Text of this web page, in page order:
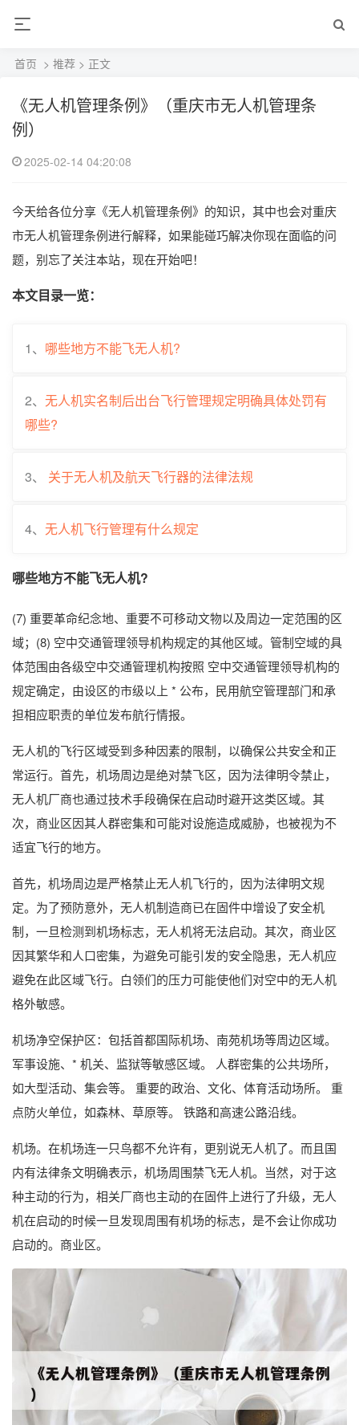
首页 > 推荐 > 正文
《无人机管理条例》（重庆市无人机管理条
例）
2025-02-14 04:20:08
今天给各位分享《无人机管理条例》的知识，其中也会对重庆
市无人机管理条例进行解释，如果能碰巧解决你现在面临的问
题，别忘了关注本站，现在开始吧！
本文目录一览：
1、 哪些地方不能飞无人机?
2、 无人机实名制后出台飞行管理规定明确具体处罚有
哪些?
3、 关于无人机及航天飞行器的法律法规
4、 无人机飞行管理有什么规定
哪些地方不能飞无人机?
(7) 重要革命纪念地、重要不可移动文物以及周边一定范围的区
域；(8) 空中交通管理领导机构规定的其他区域。管制空域的具
体范围由各级空中交通管理机构按照 空中交通管理领导机构的
规定确定，由设区的市级以上 * 公布，民用航空管理部门和承
担相应职责的单位发布航行情报。
无人机的飞行区域受到多种因素的限制，以确保公共安全和正
常运行。首先，机场周边是绝对禁飞区，因为法律明令禁止，
无人机厂商也通过技术手段确保在启动时避开这类区域。其
次，商业区因其人群密集和可能对设施造成威胁，也被视为不
适宜飞行的地方。
首先，机场周边是严格禁止无人机飞行的，因为法律明文规
定。为了预防意外，无人机制造商已在固件中增设了安全机
制，一旦检测到机场标志，无人机将无法启动。其次，商业区
因其繁华和人口密集，为避免可能引发的安全隐患，无人机应
避免在此区域飞行。白领们的压力可能使他们对空中的无人机
格外敏感。
机场净空保护区：包括首都国际机场、南苑机场等周边区域。
军事设施、* 机关、监狱等敏感区域。 人群密集的公共场所，
如大型活动、集会等。 重要的政治、文化、体育活动场所。 重
点防火单位，如森林、草原等。 铁路和高速公路沿线。
机场。在机场连一只鸟都不允许有，更别说无人机了。而且国
内有法律条文明确表示，机场周围禁飞无人机。当然，对于这
种主动的行为，相关厂商也主动的在固件上进行了升级，无人
机在启动的时候一旦发现周围有机场的标志，是不会让你成功
启动的。商业区。